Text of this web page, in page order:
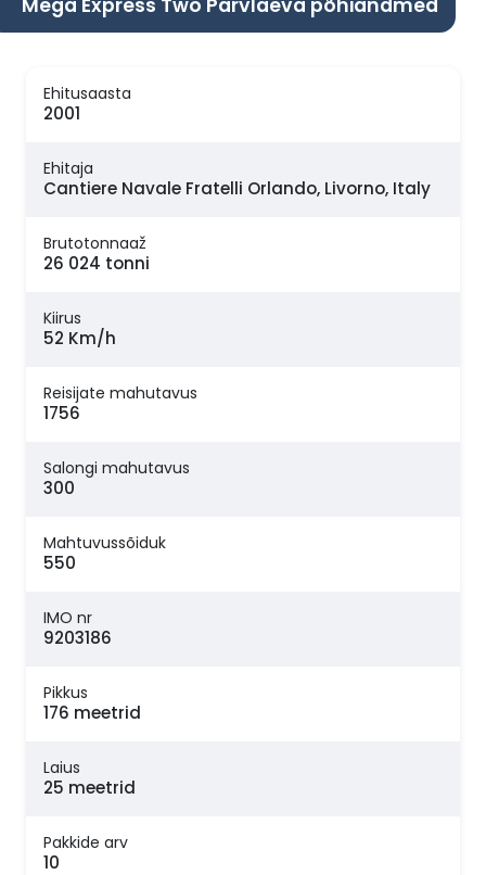
Mega Express Two Parvlaeva põhiandmed
Ehitusaasta
2001
Ehitaja
Cantiere Navale Fratelli Orlando, Livorno, Italy
Brutotonnaaž
26 024 tonni
Kiirus
52 Km/h
Reisijate mahutavus
1756
Salongi mahutavus
300
Mahtuvussõiduk
550
IMO nr
9203186
Pikkus
176 meetrid
Laius
25 meetrid
Pakkide arv
10